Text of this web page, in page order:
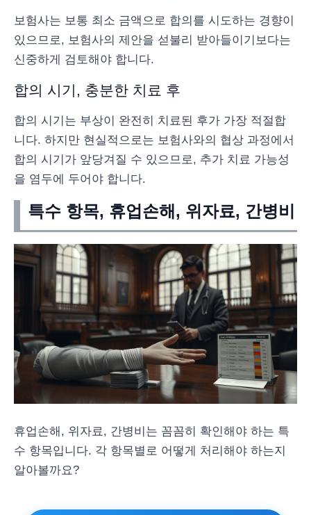
보험사는 보통 최소 금액으로 합의를 시도하는 경향이
있으므로, 보험사의 제안을 섣불리 받아들이기보다는
신중하게 검토해야 합니다.
합의 시기, 충분한 치료 후
합의 시기는 부상이 완전히 치료된 후가 가장 적절합
니다. 하지만 현실적으로는 보험사와의 협상 과정에서
합의 시기가 앞당겨질 수 있으므로, 추가 치료 가능성
을 염두에 두어야 합니다.
특수 항목, 휴업손해, 위자료, 간병비
휴업손해, 위자료, 간병비는 꼼꼼히 확인해야 하는 특
수 항목입니다. 각 항목별로 어떻게 처리해야 하는지
알아볼까요?